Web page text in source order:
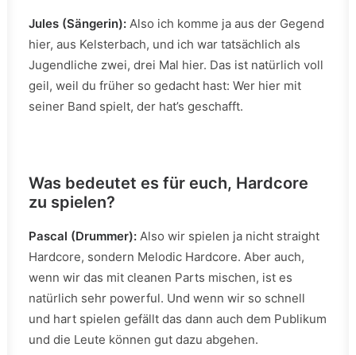
Jules (Sängerin): Also ich komme ja aus der Gegend
hier, aus Kelsterbach, und ich war tatsächlich als
Jugendliche zwei, drei Mal hier. Das ist natürlich voll
geil, weil du früher so gedacht hast: Wer hier mit
seiner Band spielt, der hat’s geschafft.
Was bedeutet es für euch, Hardcore
zu spielen?
Pascal (Drummer): Also wir spielen ja nicht straight
Hardcore, sondern Melodic Hardcore. Aber auch,
wenn wir das mit cleanen Parts mischen, ist es
natürlich sehr powerful. Und wenn wir so schnell
und hart spielen gefällt das dann auch dem Publikum
und die Leute können gut dazu abgehen.